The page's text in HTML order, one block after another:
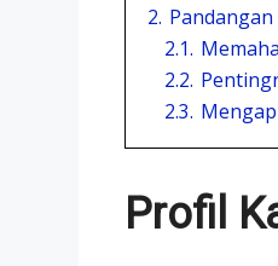
2.
2.1.
2.2.
2.3.
Profil